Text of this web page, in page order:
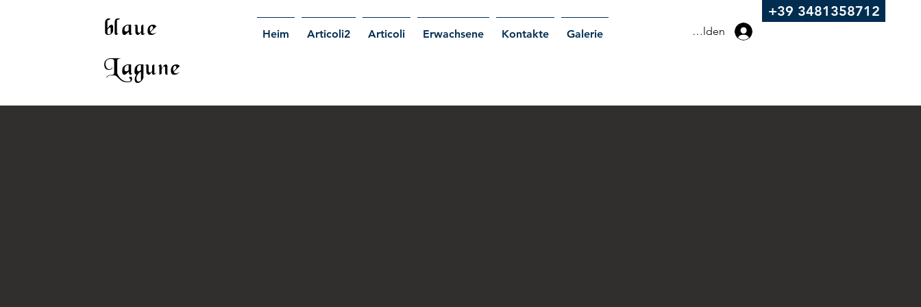
blaue
Lagune
Heim Articoli2 Articoli Erwachsene Kontakte Galerie Anmelden
+39 3481358712